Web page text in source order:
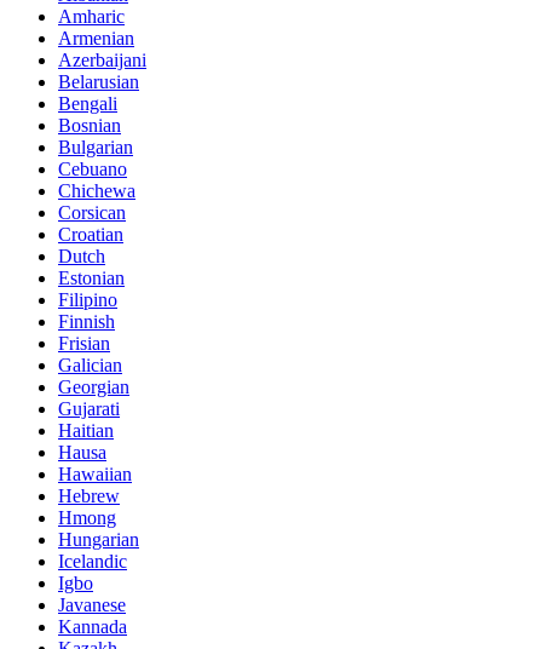
Amharic
Armenian
Azerbaijani
Belarusian
Bengali
Bosnian
Bulgarian
Cebuano
Chichewa
Corsican
Croatian
Dutch
Estonian
Filipino
Finnish
Frisian
Galician
Georgian
Gujarati
Haitian
Hausa
Hawaiian
Hebrew
Hmong
Hungarian
Icelandic
Igbo
Javanese
Kannada